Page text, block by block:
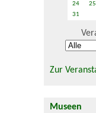
24
25
31
Zur
Museen